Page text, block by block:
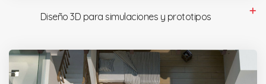
Diseño 3D para simulaciones y prototipos